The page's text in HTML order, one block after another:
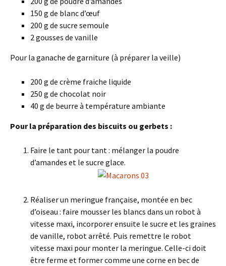
150 g de blanc d’œuf
200 g de sucre semoule
2 gousses de vanille
Pour la ganache de garniture (à préparer la veille)
200 g de crème fraiche liquide
250 g de chocolat noir
40 g de beurre à température ambiante
Pour la préparation des biscuits ou gerbets :
Faire le tant pour tant : mélanger la poudre
d’amandes et le sucre glace.
Réaliser un meringue française, montée en bec
d’oiseau : faire mousser les blancs dans un robot à
vitesse maxi, incorporer ensuite le sucre et les graines
de vanille, robot arrêté. Puis remettre le robot
vitesse maxi pour monter la meringue. Celle-ci doit
être ferme et former comme une corne en bec de